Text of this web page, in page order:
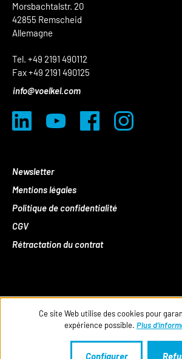
Morsbachtalstr. 20
42855 Remscheid
Allemagne
Tel. +49 2191 490112
Fax +49 2191 490125
info@voelkel.com
Newsletter
Mentions légales
Politique de confidentialité
CGV
Rétractation du contrat
Ce site Web utilise des cookies pour
expérience possible. Plus
Configurer